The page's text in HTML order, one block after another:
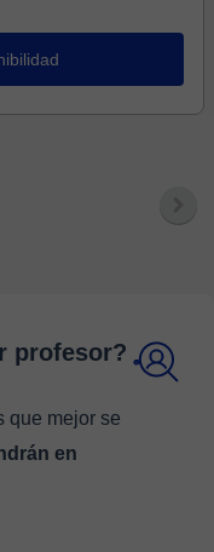
profesor?
que mejor se
en